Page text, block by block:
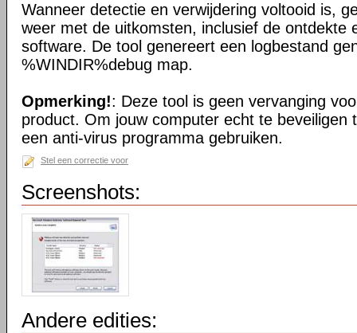
Wanneer detectie en verwijdering voltooid is,
weer met de uitkomsten, inclusief de ontdekte
software. De tool genereert een logbestand
%WINDIR%debug map.
Opmerking!: Deze tool is geen vervanging
product. Om jouw computer echt te beveiligen
een anti-virus programma gebruiken.
Stel een correctie voor
Screenshots:
Andere edities: